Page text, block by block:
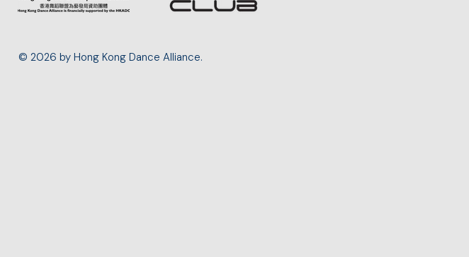
© 2026 by Hong Kong Dance Alliance.